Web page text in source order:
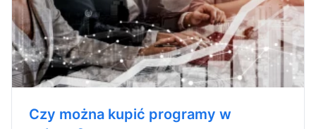
Czy można kupić programy w